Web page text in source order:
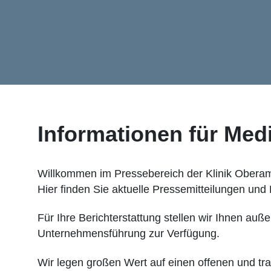
Informationen für
Willkommen im Pressebereich der Klinik
Hier finden Sie aktuelle Pressemitteilungen
Für Ihre Berichterstattung stellen wir Ihnen
Unternehmensführung zur Verfügung.
Wir legen großen Wert auf einen offenen und